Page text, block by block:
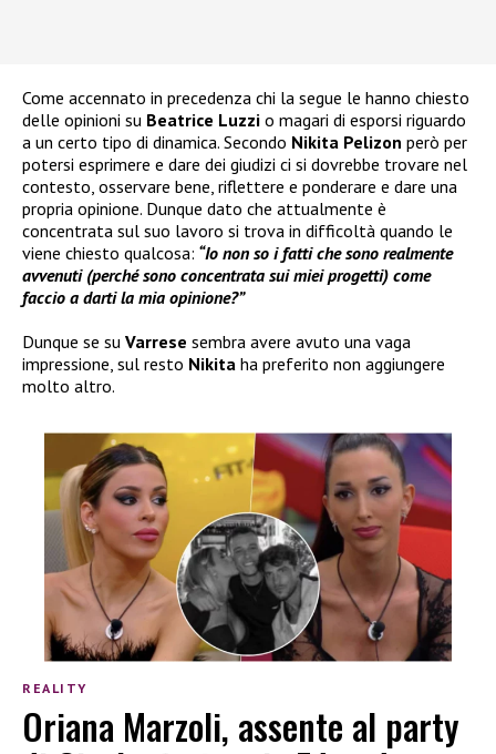
Come accennato in precedenza chi la segue le hanno chiesto
delle opinioni su Beatrice Luzzi o magari di esporsi riguardo
a un certo tipo di dinamica. Secondo Nikita Pelizon però per
potersi esprimere e dare dei giudizi ci si dovrebbe trovare nel
contesto, osservare bene, riflettere e ponderare e dare una
propria opinione. Dunque dato che attualmente è
concentrata sul suo lavoro si trova in difficoltà quando le
viene chiesto qualcosa: “Io non so i fatti che sono realmente
avvenuti (perché sono concentrata sui miei progetti) come
faccio a darti la mia opinione?”
Dunque se su Varrese sembra avere avuto una vaga
impressione, sul resto Nikita ha preferito non aggiungere
molto altro.
REALITY
Oriana Marzoli, assente al party